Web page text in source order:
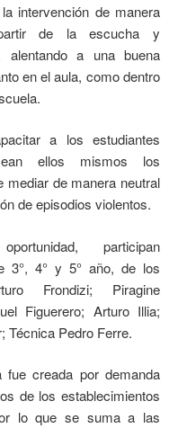
intervención de manera
de la escucha y
alentando a una buena
en el aula, como dentro
a los estudiantes
ellos mismos los
mediar de manera neutral
de episodios violentos.
participan
3°, 4° y 5° año, de los
Frondizi; Piragine
Figuerero; Arturo Illia;
Técnica Pedro Ferre.
fue creada por demanda
de los establecimientos
lo que se suma a las